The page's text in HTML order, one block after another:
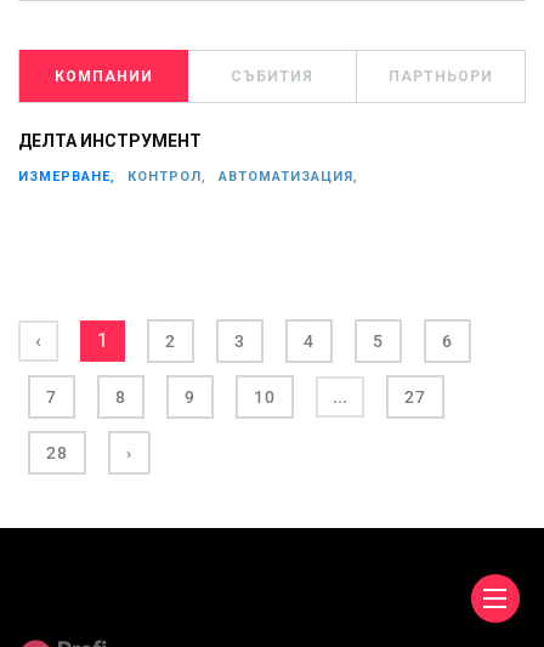
КОМПАНИИ СЪБИТИЯ ПАРТНЬОРИ
ДЕЛТА ИНСТРУМЕНТ
ИЗМЕРВАНЕ, КОНТРОЛ, АВТОМАТИЗАЦИЯ,
‹ 1 2 3 4 5 6
7 8 9 10 ... 27
28 ›